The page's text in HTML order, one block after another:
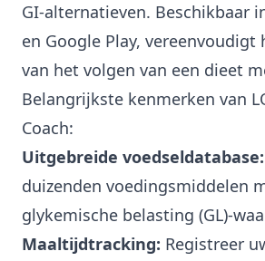
GI-alternatieven. Beschikbaar
en Google Play, vereenvoudigt
van het volgen van een dieet
Belangrijkste kenmerken van
Coach:
Uitgebreide voedseldatabase:
duizenden voedingsmiddelen
glykemische belasting (GL)-
Maaltijdtracking: Registreer